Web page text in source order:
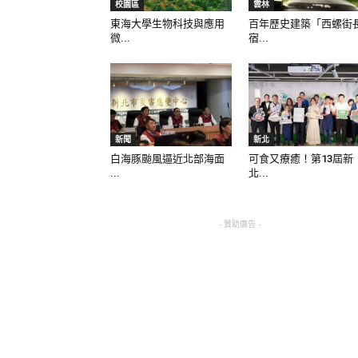
校園區
東海大學生物科技與應用
微...
雲林
百年歷史建築「西螺街
宿...
新聞
白海豚颱風逼近北部海面
...
新北
可食又療癒！第13屆新
北...
- 贊助廣告 -